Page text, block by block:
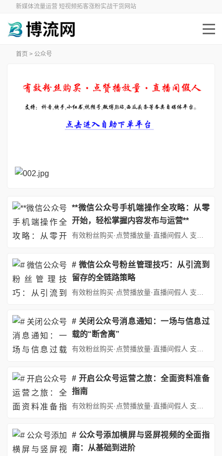
新媒体流量运营 短视频拓客涨粉实战干货网站
首页 > 公众号
**微信公众号手机端操作全攻略：从零
开始，轻松掌握内容发布与运营**
有效粉丝购买·点赞播放量·直播间假人 支持：抖音,快手,小红书,视频号,微博,B站,西瓜头条等各类自媒体平台。自助平台： http://www.fs688.com/ 在移动互联网时代发微信公众号文章，手机端操作教程，微信公众号已成为个人、企业与用户沟通发微信公众号文章，手机端操作教程的重要桥梁。无论是分享知识、推广产品还是建立品牌影响力，掌握公众号运营技巧都至关重要。...
# 微信公众号粉丝管理技巧：从引流到
留存的全链路策略
# 关闭公众号消息通知：一场与信息过
载的“断舍离”
有效粉丝购买·点赞播放量·直播间假人 支持：抖音,快手,小红书,视频号,微博,B站,西瓜头条等各类自媒体平台。自助平台： http://www.fs688.com/ 在当今数字化浪潮汹涌澎湃的时代，我们仿佛置身于一个信息的汪洋大海之中。微信公众号，作为信息传播的重要渠道之一，以其便捷性、及时性和丰富性，渗透进我们生活的每一个角落。从时事新闻到娱乐八卦，从专业知识到心灵...
# 开启公众号运营之旅：全面资料准备
指南
# 公众号添加横屏与竖屏视频的全面指
南：从基础到进阶